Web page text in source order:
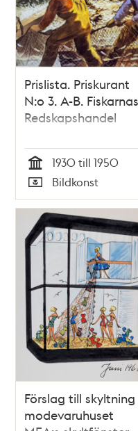
Prislista. Priskurant
N:o 3. A-B. Fiskarnas
Redskapshandel
Tid
1930 till 1950
Typ
Bildkonst
Förslag till skyltning
modevaruhuset